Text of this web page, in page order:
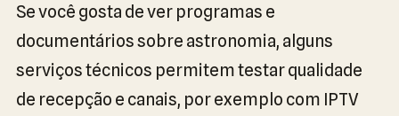
Se você gosta de ver programas e
documentários sobre astronomia, alguns
serviços técnicos permitem testar qualidade
de recepção e canais, por exemplo com IPTV